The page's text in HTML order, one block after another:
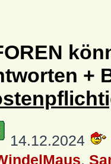
+
14.12.2024
,